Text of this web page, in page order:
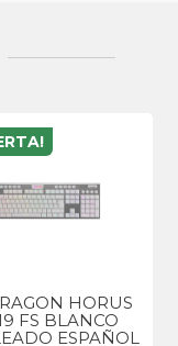
HORUS
FS BLANCO
ESPAÑOL